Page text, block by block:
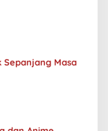
Sepanjang Masa